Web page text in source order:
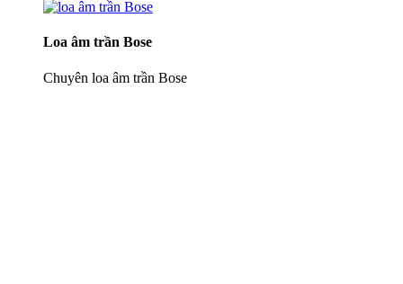
Loa âm trần Bose
Chuyên loa âm trần Bose